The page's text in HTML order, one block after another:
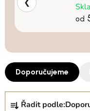
od
❮
Doporučujeme
Řazení produktů
Řadit podle: